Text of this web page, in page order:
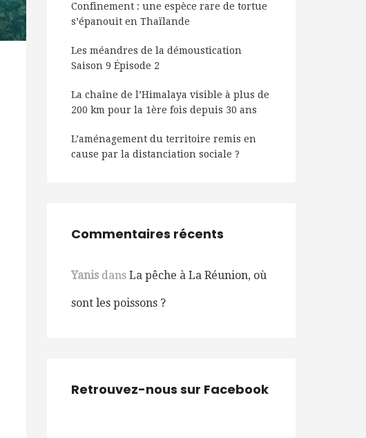
Confinement : une espèce rare de tortue
s’épanouit en Thaïlande
Les méandres de la démoustication
Saison 9 Épisode 2
La chaîne de l’Himalaya visible à plus de
200 km pour la 1ère fois depuis 30 ans
L’aménagement du territoire remis en
cause par la distanciation sociale ?
Commentaires récents
Yanis dans La pêche à La Réunion, où
sont les poissons ?
Retrouvez-nous sur Facebook